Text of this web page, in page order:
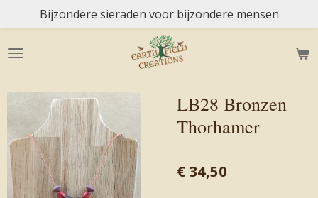
direct
naar
Bijzondere sieraden voor bijzondere mensen
LB28 Bronzen
Thorhamer
€ 34,50